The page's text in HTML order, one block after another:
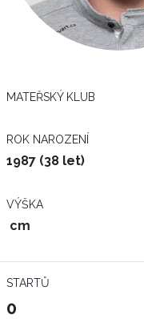
MATEŘSKÝ KLUB
ROK NAROZENÍ
1987 (38 let)
VÝŠKA
cm
STARTŮ
0